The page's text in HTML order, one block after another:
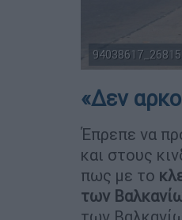
«Δεν
Έπρεπε να
και στους
πως με το
των